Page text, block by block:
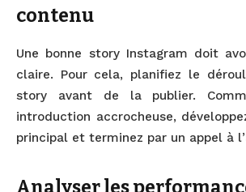
contenu
Une bonne story Instagram doit
claire. Pour cela, planifiez le
story avant de la publier.
introduction accrocheuse,
principal et terminez par un appel à
Analyser les